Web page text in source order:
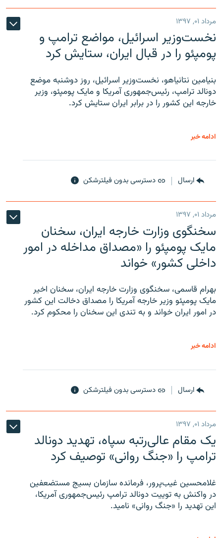
مرداد ۰۱, ۱۳۹۷
نخست‌وزیر اسرائیل، مواضع ترامپ و
پومپئو را در قبال ایران، ستایش کرد
بنیامین نتانیاهو، نخست‌وزیر اسرائیل، روز دوشنبه موضع
دونالد ترامپ، رئیس‌جمهوری آمریکا و مایک پومپئو، وزیر
خارجه این کشور را در برابر ایران ستایش کرد.
ادامه خبر
ارسال دسترسی بدون فیلترشکن
مرداد ۰۱, ۱۳۹۷
سخنگوی وزارت خارجه ایران، سخنان
مایک پومپئو را «مصداق مداخله در امور
داخلی کشور» خواند
بهرام قاسمی، سخنگوی وزارت خارجه ایران، سخنان اخیر
مایک پومپئو وزیر خارجه آمریکا را مصداق دخالت این کشور
در امور ایران خواند و به تندی این سخنان را محکوم کرد.
ادامه خبر
ارسال دسترسی بدون فیلترشکن
مرداد ۰۱, ۱۳۹۷
یک مقام عالی‌رتبه سپاه، تهدید دونالد
ترامپ را «جنگ روانی» توصیف کرد
غلامحسین غیب‌پرور، فرمانده سازمان بسیج مستضعفین
در واکنش به توییت دونالد ترامپ رئیس‌جمهوری آمریکا،
این تهدید را «جنگ روانی» نامید.